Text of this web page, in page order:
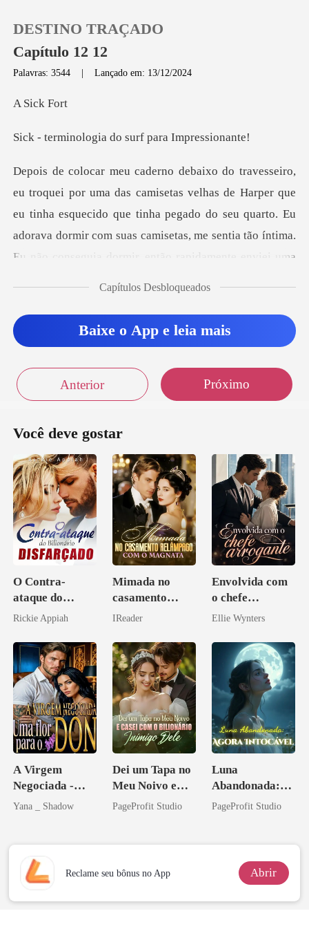
Loja
DESTINO TRAÇADO
Capítulo 12 12
Palavras: 3544 |Lançado em: 13/12/2024
ick
gia do surf para
de Harper que
eu tinha esquecido que tinha pegado do seu quarto. Eu
adorava dormir com suas ca
Capítulos Desbloqueados
Baixe o App e leia mais
Anterior Próximo
Você deve gostar
O Contra-
ataque do
Bilionário
Rickie Appiah
Mimada no
casamento
relâmpago com
IReader
Envolvida com
o chefe
arrogante
Ellie Wynters
A Virgem
Negociada -
Uma flor para o
Yana _ Shadow
Dei um Tapa no
Meu Noivo e
Casei com o
PageProfit Studio
Luna
Abandonada:
Agora Intocável
PageProfit Studio
Reclame seu bônus no App Abrir